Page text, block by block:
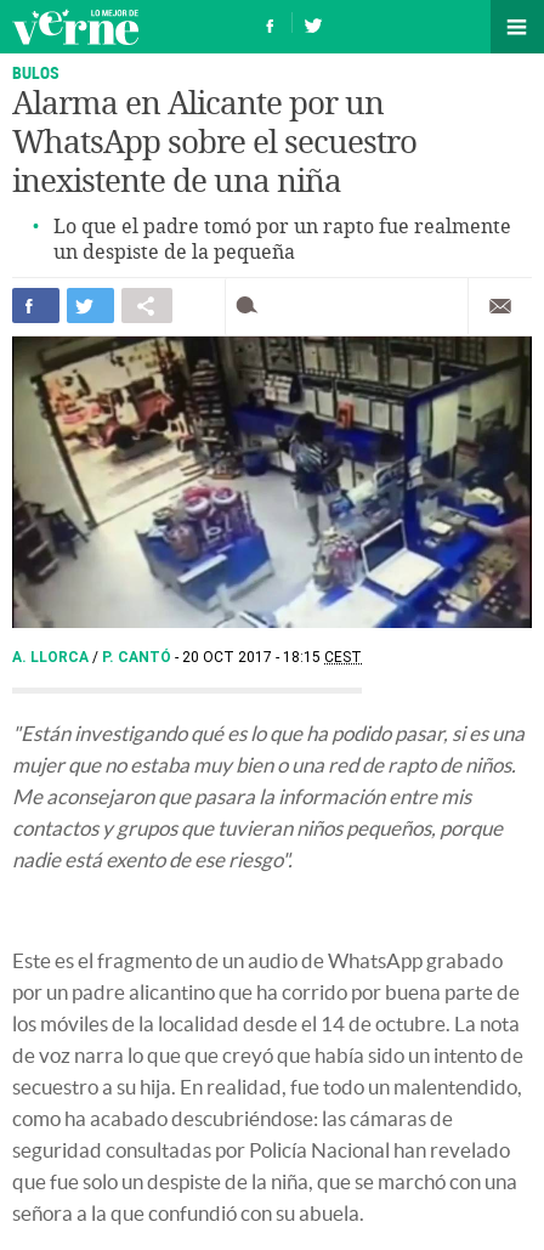
BULOS
Alarma en Alicante por un
WhatsApp sobre el secuestro
inexistente de una niña
Lo que el padre tomó por un rapto fue realmente
un despiste de la pequeña
A. LLORCA / P. CANTÓ 20 OCT 2017 - 18:15 CEST
"Están investigando qué es lo que ha podido pasar, si es una
mujer que no estaba muy bien o una red de rapto de niños.
Me aconsejaron que pasara la información entre mis
contactos y grupos que tuvieran niños pequeños, porque
nadie está exento de ese riesgo".
Este es el fragmento de un audio de WhatsApp grabado
por un padre alicantino que ha corrido por buena parte de
los móviles de la localidad desde el 14 de octubre. La nota
de voz narra lo que que creyó que había sido un intento de
secuestro a su hija. En realidad, fue todo un malentendido,
como ha acabado descubriéndose: las cámaras de
seguridad consultadas por Policía Nacional han revelado
que fue solo un despiste de la niña, que se marchó con una
señora a la que confundió con su abuela.